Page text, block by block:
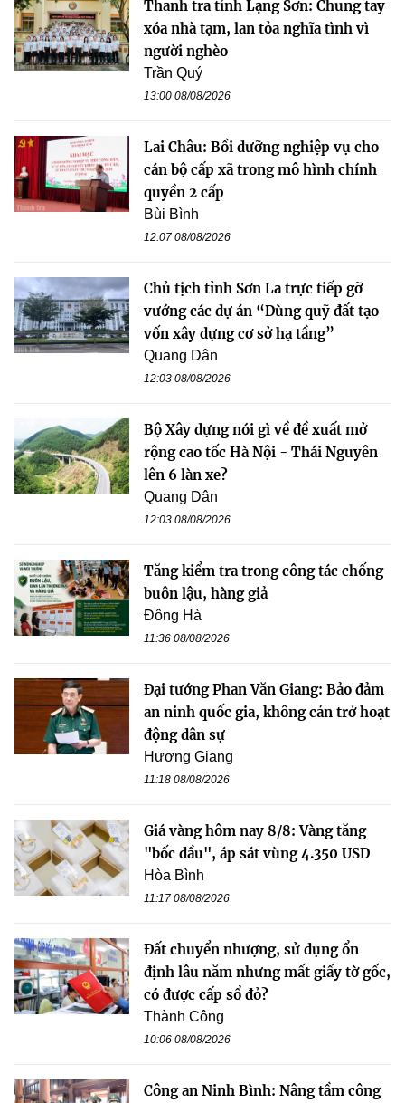
Thanh tra tỉnh Lạng Sơn: Chung tay
xóa nhà tạm, lan tỏa nghĩa tình vì
người nghèo
Trần Quý
13:00 08/08/2026
Lai Châu: Bồi dưỡng nghiệp vụ cho
cán bộ cấp xã trong mô hình chính
quyền 2 cấp
Bùi Bình
12:07 08/08/2026
Chủ tịch tỉnh Sơn La trực tiếp gỡ
vướng các dự án “Dùng quỹ đất tạo
vốn xây dựng cơ sở hạ tầng”
Quang Dân
12:03 08/08/2026
Bộ Xây dựng nói gì về đề xuất mở
rộng cao tốc Hà Nội - Thái Nguyên
lên 6 làn xe?
Quang Dân
12:03 08/08/2026
Tăng kiểm tra trong công tác chống
buôn lậu, hàng giả
Đông Hà
11:36 08/08/2026
Đại tướng Phan Văn Giang: Bảo đảm
an ninh quốc gia, không cản trở hoạt
động dân sự
Hương Giang
11:18 08/08/2026
Giá vàng hôm nay 8/8: Vàng tăng
"bốc đầu", áp sát vùng 4.350 USD
Hòa Bình
11:17 08/08/2026
Đất chuyển nhượng, sử dụng ổn
định lâu năm nhưng mất giấy tờ gốc,
có được cấp sổ đỏ?
Thành Công
10:06 08/08/2026
Công an Ninh Bình: Nâng tầm công